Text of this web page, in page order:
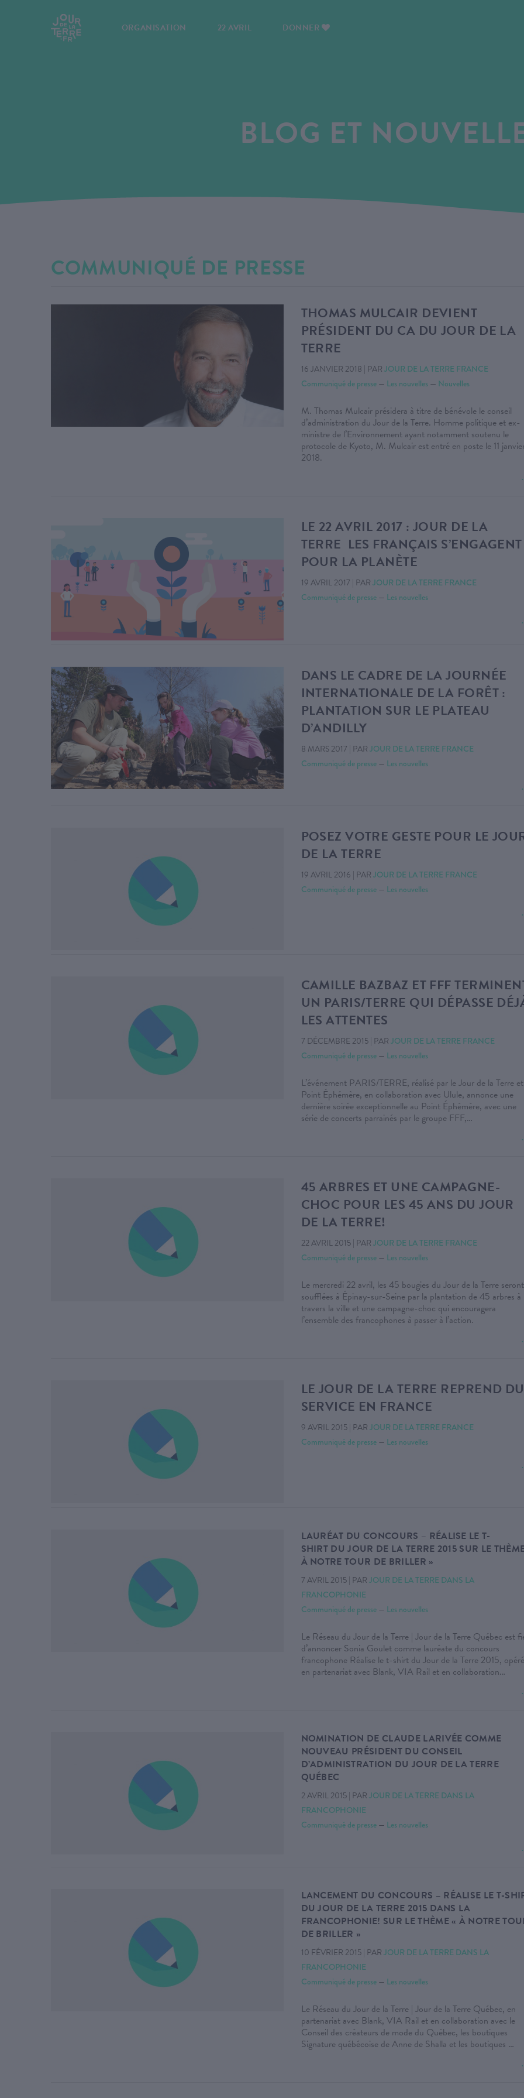
ORGANISATION 22 AVRIL DONNER
BLOG ET
COMMUNIQUÉ DE PRESSE
THOMAS MULCAIR DEVIENT
PRÉSIDENT DU CA DU JOUR DE LA
TERRE
16 JANVIER 2018 | PAR JOUR DE LA TERRE FRANCE
Communiqué de presse— Les nouvelles— Nouvelles
M. Thomas Mulcair présidera à titre de bénévole le conseil
d’administration du Jour de la Terre. Homme politique et ex-
ministre de l’Environnement ayant notamment soutenu le
protocole de Kyoto, M. Mulcair est entré en poste le 11
2018.
LE 22 AVRIL 2017 : JOUR DE LA
TERRE LES FRANÇAIS S’ENGAGENT
POUR LA PLANÈTE
19 AVRIL 2017 | PAR JOUR DE LA TERRE FRANCE
Communiqué de presse— Les nouvelles
DANS LE CADRE DE LA JOURNÉE
INTERNATIONALE DE LA FORÊT :
PLANTATION SUR LE PLATEAU
D’ANDILLY
8 MARS 2017 | PAR JOUR DE LA TERRE FRANCE
Communiqué de presse— Les nouvelles
POSEZ VOTRE GESTE POUR LE
DE LA TERRE
19 AVRIL 2016 | PAR JOUR DE LA TERRE FRANCE
Communiqué de presse— Les nouvelles
CAMILLE BAZBAZ ET FFF
UN PARIS/TERRE QUI DÉPASSE
LES ATTENTES
7 DÉCEMBRE 2015| PAR JOUR DE LA TERRE FRANCE
Communiqué de presse— Les nouvelles
L’événement PARIS/TERRE, réalisé par le Jour de la Terre et
Point Éphémère, en collaboration avec Ulule, annonce une
dernière soirée exceptionnelle au Point Éphémère, avec une
série de concerts parrainés par le groupe FFF,…
45 ARBRES ET UNE CAMPAGNE-
CHOC POUR LES 45 ANS DU JOUR
DE LA TERRE!
22 AVRIL 2015| PAR JOUR DE LA TERRE FRANCE
Communiqué de presse— Les nouvelles
Le mercredi 22 avril, les 45 bougies du Jour de la Terre seront
soufflées à Épinay-sur-Seine par la plantation de 45 arbres à
travers la ville et une campagne-choc qui encouragera
l’ensemble des francophones à passer à l’action.
LE JOUR DE LA TERRE REPREND DU
SERVICE EN FRANCE
9 AVRIL 2015| PAR JOUR DE LA TERRE FRANCE
Communiqué de presse— Les nouvelles
LAURÉAT DU CONCOURS – RÉALISE LE T-
SHIRT DU JOUR DE LA TERRE 2015 SUR LE
À NOTRE TOUR DE BRILLER »
7 AVRIL 2015| PAR JOUR DE LA TERRE DANS LA
FRANCOPHONIE
Communiqué de presse— Les nouvelles
Le Réseau du Jour de la Terre | Jour de la Terre Québec est
d’annoncer Sonia Goulet comme lauréate du concours
francophone Réalise le t-shirt du Jour de la Terre 2015, opéré
en partenariat avec Blank, VIA Rail et en collaboration…
NOMINATION DE CLAUDE LARIVÉE COMME
NOUVEAU PRÉSIDENT DU CONSEIL
D’ADMINISTRATION DU JOUR DE LA TERRE
QUÉBEC
2 AVRIL 2015| PAR JOUR DE LA TERRE DANS LA
FRANCOPHONIE
Communiqué de presse— Les nouvelles
LANCEMENT DU CONCOURS – RÉALISE LE T-
DU JOUR DE LA TERRE 2015 DANS LA
FRANCOPHONIE! SUR LE THÈME « À NOTRE
DE BRILLER »
10 FÉVRIER 2015| PAR JOUR DE LA TERRE DANS LA
FRANCOPHONIE
Communiqué de presse— Les nouvelles
Le Réseau du Jour de la Terre | Jour de la Terre Québec, en
partenariat avec Blank, VIA Rail et en collaboration avec le
Conseil des créateurs de mode du Québec, les boutiques
Signature québécoise de Anne de Shalla et les boutiques …